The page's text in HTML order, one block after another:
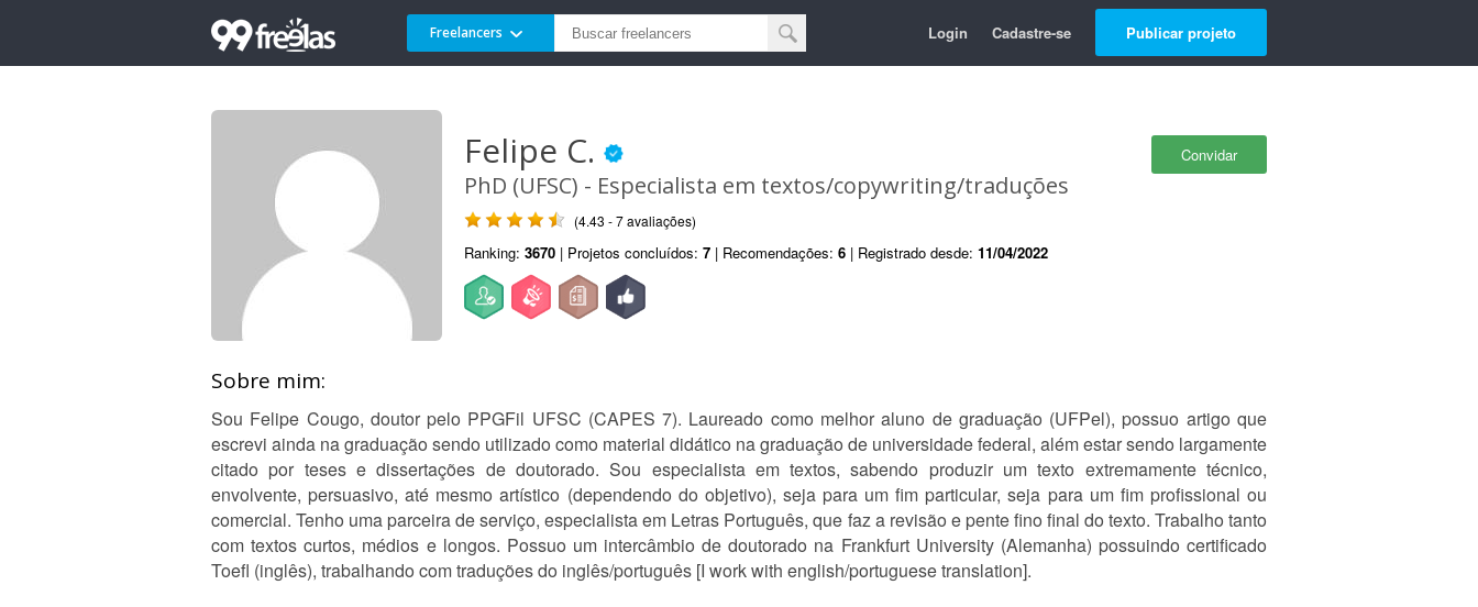
Freelancers Login Cadastre-se Publicar projeto
Convidar
Felipe C.
PhD (UFSC) - Especialista em textos/copywriting/traduções
(4.43 - 7 avaliações)
Ranking: 3670 | Projetos concluídos: 7 | Recomendações: 6 | Registrado desde: 11/04/2022
Sobre mim:
Sou Felipe Cougo, doutor pelo PPGFil UFSC (CAPES 7). Laureado como melhor aluno de graduação (UFPel), possuo artigo que
escrevi ainda na graduação sendo utilizado como material didático na graduação de universidade federal, além estar sendo largamente
citado por teses e dissertações de doutorado. Sou especialista em textos, sabendo produzir um texto extremamente técnico,
envolvente, persuasivo, até mesmo artístico (dependendo do objetivo), seja para um fim particular, seja para um fim profissional ou
comercial. Tenho uma parceira de serviço, especialista em Letras Português, que faz a revisão e pente fino final do texto. Trabalho tanto
com textos curtos, médios e longos. Possuo um intercâmbio de doutorado na Frankfurt University (Alemanha) possuindo certificado
Toefl (inglês), trabalhando com traduções do inglês/português [I work with english/portuguese translation].